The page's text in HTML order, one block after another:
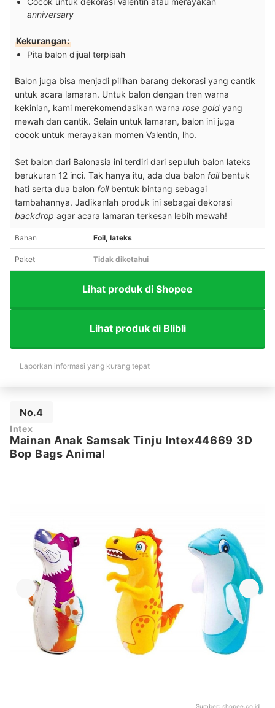
anniversary
Kekurangan:
Pita balon dijual terpisah
Balon juga bisa menjadi pilihan barang dekorasi yang cantik
untuk acara lamaran. Untuk balon dengan tren warna
kekinian, kami merekomendasikan warna rose gold yang
mewah dan cantik. Selain untuk lamaran, balon ini juga
cocok untuk merayakan momen Valentin, lho.
Set balon dari Balonasia ini terdiri dari sepuluh balon lateks
berukuran 12 inci. Tak hanya itu, ada dua balon foil bentuk
hati serta dua balon foil bentuk bintang sebagai
tambahannya. Jadikanlah produk ini sebagai dekorasi
backdrop agar acara lamaran terkesan lebih mewah!
Bahan Foil, lateks
Paket Tidak diketahui
Lihat produk di Shopee
Lihat produk di Blibli
Laporkan informasi yang kurang tepat
No.4
Intex
Mainan Anak Samsak Tinju Intex44669 3D
Bop Bags Animal
Sumber: shopee.co.id